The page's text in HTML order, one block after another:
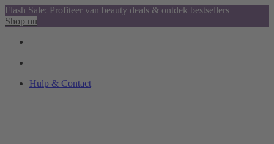
Flash Sale: Profiteer van beauty deals & ontdek bestsellers
Shop nu
Hulp & Contact